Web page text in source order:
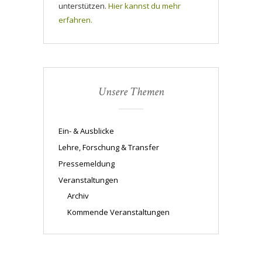
unterstützen. Hier kannst du mehr
erfahren.
Unsere Themen
Ein- & Ausblicke
Lehre, Forschung & Transfer
Pressemeldung
Veranstaltungen
Archiv
Kommende Veranstaltungen